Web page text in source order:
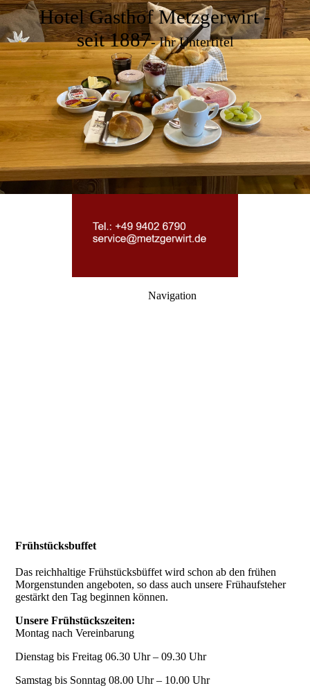
Hotel Gasthof Metzgerwirt -
seit 1887- Ihr Untertitel
Navigation
Frühstücksbuffet
Das reichhaltige Frühstücksbüffet wird schon ab den frühen
Morgenstunden angeboten, so dass auch unsere Frühaufsteher
gestärkt den Tag beginnen können.
Unsere Frühstückszeiten:
Montag nach Vereinbarung
Dienstag bis Freitag 06.30 Uhr – 09.30 Uhr
Samstag bis Sonntag 08.00 Uhr – 10.00 Uhr